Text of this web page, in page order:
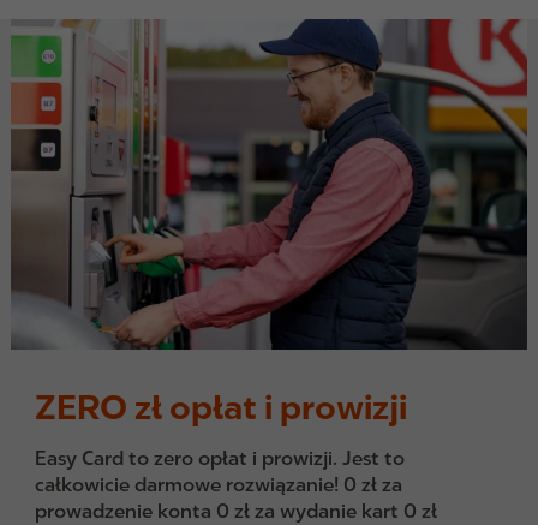
ZERO zł opłat i prowizji
Easy Card to zero opłat i prowizji. Jest to
całkowicie darmowe rozwiązanie! 0 zł za
prowadzenie konta 0 zł za wydanie kart 0 zł